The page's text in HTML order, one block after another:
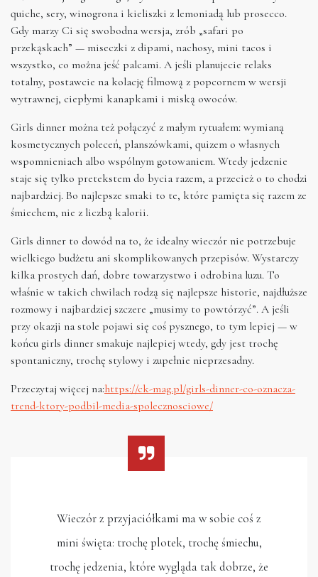
quiche, sery, winogrona i kieliszki z lemoniadą lub prosecco.
Gdy marzy Ci się swobodna wersja, zrób „safari po
przekąskach” — miseczki z dipami, nachosy, mini tacos i
wszystko, co można jeść palcami. A jeśli planujecie relaks
totalny, postawcie na kolację filmową z popcornem w wersji
wytrawnej, ciepłymi kanapkami i miską owoców.
Girls dinner można też połączyć z małym rytuałem: wymianą
kosmetycznych poleceń, planszówkami, quizem o własnych
wspomnieniach albo wspólnym gotowaniem. Wtedy jedzenie
staje się tylko pretekstem do bycia razem, a przecież o to chodzi
najbardziej. Bo najlepsze smaki to te, które pamięta się razem ze
śmiechem, nie z liczbą kalorii.
Girls dinner to dowód na to, że idealny wieczór nie potrzebuje
wielkiego budżetu ani skomplikowanych przepisów. Wystarczy
kilka prostych dań, dobre towarzystwo i odrobina luzu. To
właśnie w takich chwilach rodzą się najlepsze historie, najdłuższe
rozmowy i najbardziej szczere „musimy to powtórzyć”. A jeśli
przy okazji na stole pojawi się coś pysznego, to tym lepiej — w
końcu girls dinner smakuje najlepiej wtedy, gdy jest trochę
spontaniczny, trochę stylowy i zupełnie nieprzesadny.
Przeczytaj więcej na:https://ck-mag.pl/girls-dinner-co-oznacza-
trend-ktory-podbil-media-spolecznosciowe/
Wieczór z przyjaciółkami ma w sobie coś z
mini święta: trochę plotek, trochę śmiechu,
trochę jedzenia, które wygląda tak dobrze, że